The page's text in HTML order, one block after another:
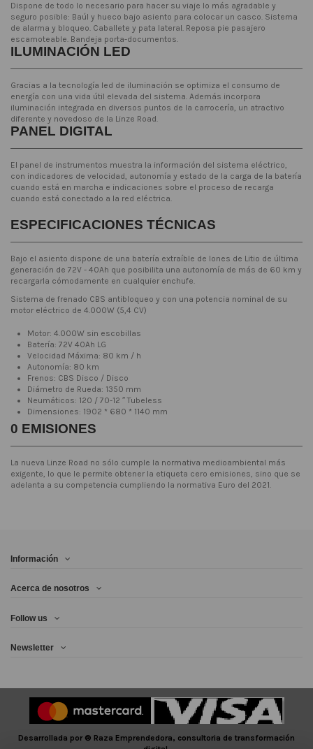
Dispone de todo lo necesario para hacer su viaje lo más agradable y
seguro posible: Baúl y hueco bajo asiento para colocar un casco. Sistema
de alarma y bloqueo. Caballete y pata lateral. Reposa pie pasajero
escamoteable. Bandeja porta-documentos.
ILUMINACIÓN LED
Gracias a la tecnología led de iluminación se optimiza el consumo de
energía con una vida útil elevada del sistema. Además incorpora
iluminación integrada en diversos puntos de la carrocería, un atractivo
diferente y novedoso de la Linze Road.
PANEL DIGITAL
El panel de instrumentos muestra la información del sistema eléctrico,
con indicadores de velocidad, autonomía y estado de la carga de la batería
cuando está en marcha e indicaciones sobre el proceso de recarga
cuando está conectado a la red eléctrica.
ESPECIFICACIONES TÉCNICAS
Bajo el asiento dispone de una batería extraíble de Iones de Litio de última
generación de 72V - 40Ah que posibilita una autonomía de más de 60 km y
recargarla cómodamente en cualquier enchufe.
Sistema de frenado CBS antibloqueo y con una potencia nominal de su
motor eléctrico de 4.000W (5,4 CV)
Motor: 4.000W sin escobillas
Batería: 72V 40Ah LG
Velocidad Máxima: 80 km / h
Autonomía: 80 km
Frenos: CBS Disco / Disco
Diámetro de Rueda: 1350 mm
Neumáticos: 120 / 70-12 ″ Tubeless
Dimensiones: 1902 * 680 * 1140 mm
0 EMISIONES
La nueva Linze Road no sólo cumple la normativa medioambiental más
exigente, lo que le permite obtener la etiqueta cero emisiones, sino que se
adelanta a su competencia cumpliendo la normativa Euro del 2021.
Información
Acerca de nosotros
Follow us
Newsletter
Desarrollada por ®️ Raza Emprendedora, consultoria de transformación